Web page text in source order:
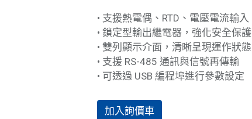
• 支援熱電偶、RTD、電壓電流輸入
• 鎖定型輸出繼電器，強化安全保護
• 雙列顯示介面，清晰呈現運作狀態
• 支援 RS-485 通訊與信號再傳輸
• 可透過 USB 編程埠進行參數設定
加入詢價車